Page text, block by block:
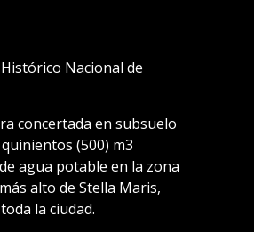
Nacional de
concertada en subsuelo
(500) m3
agua potable en la zona
alto de Stella Maris,
la ciudad.